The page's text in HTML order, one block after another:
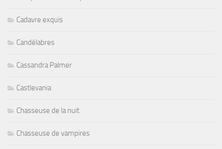
Cadavre exquis
Candélabres
Cassandra Palmer
Castlevania
Chasseuse de la nuit
Chasseuse de vampires